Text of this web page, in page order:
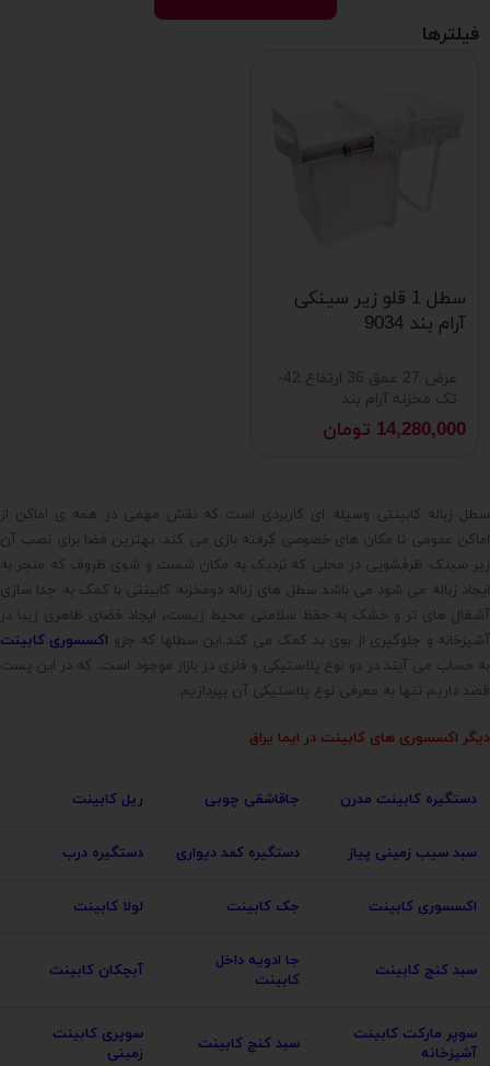
فیلترها
سطل 1 قلو زیر سینکی
آرام بند 9034
عرض 27 عمق 36 ارتفاع 42-
تک مخزنه آرام بند
14,280,000 تومان
سطل زباله کابینتی وسیله ای کاربردی است که نقش مهمی در همه ی اماکن از
اماکن عمومی تا مکان های خصوصی گرفته بازی می کند. بهترین فضا برای نصب آن
زیر سینک ظرفشویی در محلی که نزدیک به مکان شست و شوی ظروف که منجر به
ایجاد زباله می شود می باشد.سطل های زباله دومخزنه کابینتی با کمک به جدا سازی
آشغال های تر و خشک به حفظ سلامتی محیط زیست، ایجاد فضای ظاهری زیبا در
آشپزخانه و جلوگیری از بوی بد کمک می کند.این سطلها که جزو اکسسوری کابینت
به حساب می آیند در دو نوع پلاستیکی و فلزی در بازار موجود است. که در این پست
قصد داریم تنها به معرفی نوع پلاستیکی آن بپردازیم.
دیگر اکسسوری های کابینت در ایما یراق
دستگیره کابینت مدرن جاقاشقی چوبی ریل کابینت
سبد سیب زمینی پیاز دستگیره کمد دیواری دستگیره درب
اکسسوری کابینت جک کابینت لولا کابینت
سبد کنج کابینت
جا ادویه داخل
کابینت
آبچکان کابینت
سوپر مارکت کابینت
آشپزخانه
سبد کنج کابینت
سوپری کابینت
زمینی